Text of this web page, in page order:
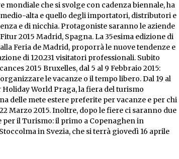
mondiale che si svolge con cadenza biennale, ha
alta e quello degli importatori, distributori e
e di nicchia. Protagoniste saranno le aziende
2015 Madrid, Spagna. La 35esima edizione di
Feria de Madrid, proporrà le nuove tendenze e
di 120.231 visitatori professionali. Subito
2015 Bruxelles, dal 5 al 9 Febbraio 2015:
le vacanze o il tempo libero. Dal 19 al
Holiday World Praga, la fiera del turismo
delle mete estere preferite per vacanze e per chi
Marzo 2015. Inoltre, dopo le fiere ci saranno due
il Turismo: il primo a Copenaghen in
in Svezia, che si terrà giovedì 16 aprile